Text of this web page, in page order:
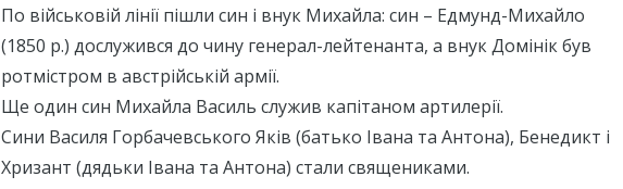
По військовій лінії пішли син і внук Михайла: син – Едмунд-Михайло
(1850 р.) дослужився до чину генерал-лейтенанта, а внук Домінік був
ротмістром в австрійській армії.
Ще один син Михайла Василь служив капітаном артилерії.
Сини Василя Горбачевського Яків (батько Івана та Антона), Бенедикт і
Хризант (дядьки Івана та Антона) стали священиками.